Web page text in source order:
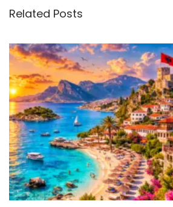
i
g
a
c
i
j
o
s
p
o
s
t
:
ž
k
r
y
d
į
į
T
a
i
l
Related Posts